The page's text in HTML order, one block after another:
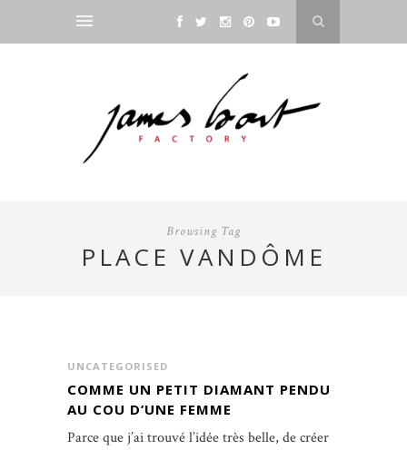
Browsing Tag
PLACE VANDÔME
UNCATEGORISED
COMME UN PETIT DIAMANT PENDU
AU COU D’UNE FEMME
Parce que j’ai trouvé l’idée très belle, de créer